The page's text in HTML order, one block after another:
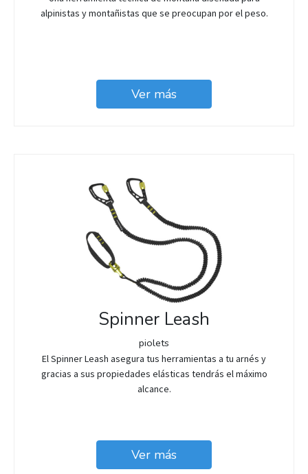
alpinistas y montañistas que se preocupan por el peso.
Ver más
Spinner Leash
piolets
El Spinner Leash asegura tus herramientas a tu arnés y
gracias a sus propiedades elásticas tendrás el máximo
alcance.
Ver más